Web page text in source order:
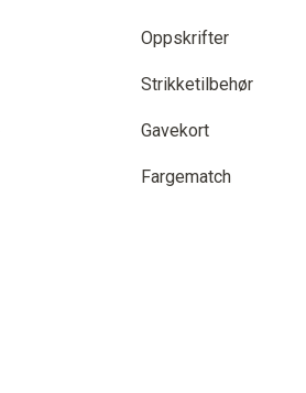
Oppskrifter
Strikketilbehør
Gavekort
Fargematch